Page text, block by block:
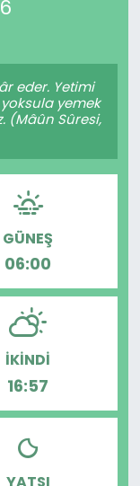
eder. Yetimi
yemek
(Mâûn Sûresi,
GÜNEŞ
06:00
İKINDI
16:57
YATSI